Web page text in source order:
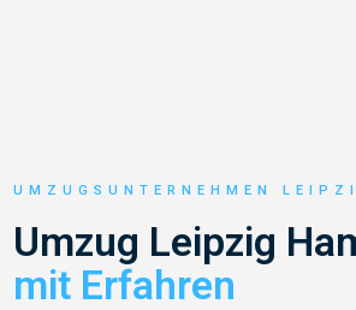
UMZUGSUNTERNEHMEN
Umzug Leipzig
mit Erfahren